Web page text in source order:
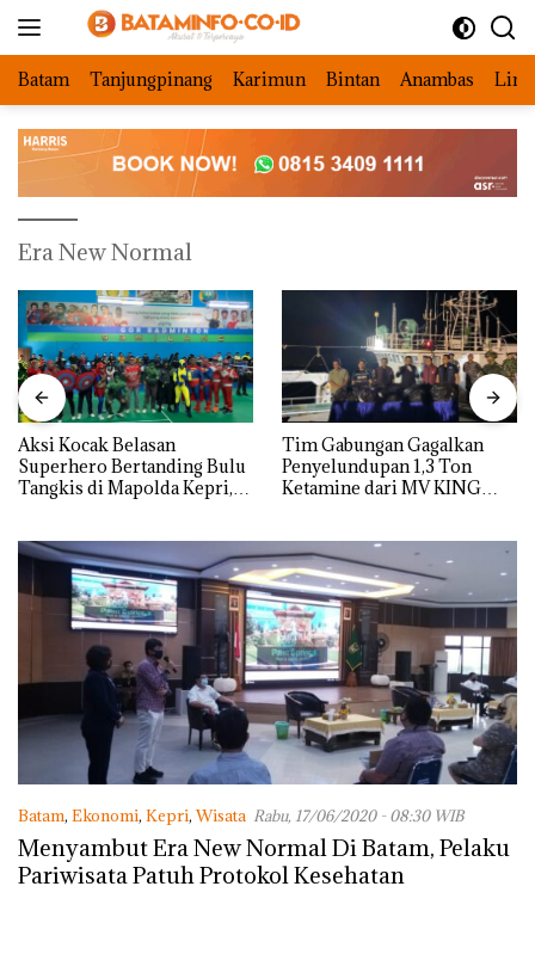
Batam Tanjungpinang Karimun Bintan Anambas
Era New Normal
Aksi Kocak Belasan
Superhero Bertanding Bulu
Tangkis di Mapolda Kepri,
Tim Gabungan Gagalkan
Penyelundupan 1,3 Ton
Ketamine dari MV KING
Batam, Ekonomi, Kepri,Wisata Rabu, 17/06/2020 - 08:30 WIB
Menyambut Era New Normal Di Batam, Pelaku
Pariwisata Patuh Protokol Kesehatan